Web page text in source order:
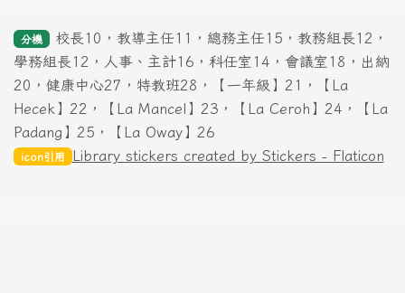
分機
校長10，教導主任11，總務主任15，教務組長12，
學務組長12，人事、主計16，科任室14，會議室18，出納
20，健康中心27，特教班28，【一年級】21，【La
Hecek】22，【La Mancel】23，【La Ceroh】24，【La
Padang】25，【La Oway】26
icon引用 Library stickers created by Stickers - Flaticon